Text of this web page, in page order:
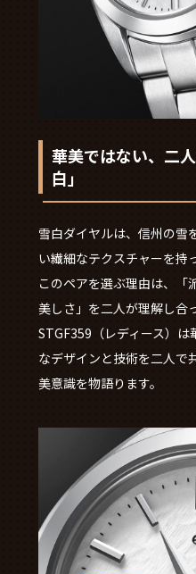
華美ではない、二
白」
雪白ダイヤルは、信州の雪
い繊細なテクスチャーを持
このペアを選ぶ理由は、「
美しさ」を二人が理解し合
STGF359（レディース）
なデザインと技術を二人で
美意識を物語ります。